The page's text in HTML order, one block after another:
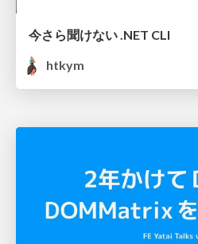
今さら聞けない .NET CLI
htkym